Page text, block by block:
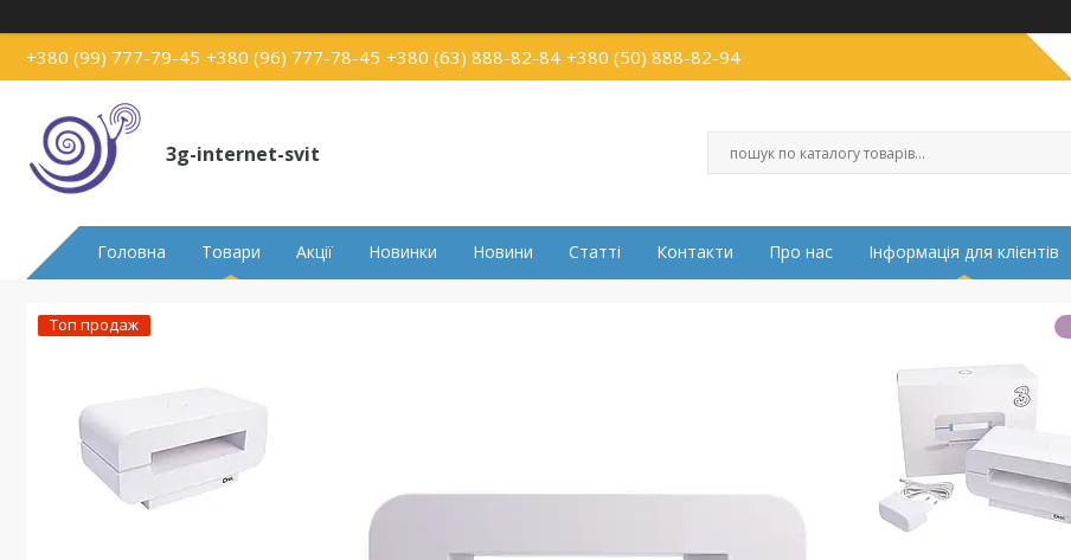
+380 (99) 777-79-45 +380 (96) 777-78-45 +380 (63) 888-82-84 +380 (50) 888-82-94
3g-internet-svit
Головна Товари Акції Новинки Новини Статті Контакти Про нас Інформація для клієнтів
Топ продаж